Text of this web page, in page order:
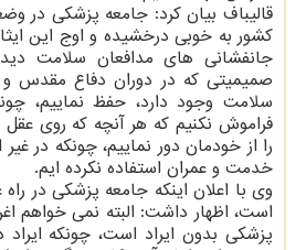
قالیباف بیان کرد: جامعه پزشکی
کشور به خوبی درخشیده و اوج این
جانفشانی های مدافعان سلامت
صمیمیتی که در دوران دفاع مقدس
سلامت وجود دارد، حفظ نماییم،
فراموش نکنیم که هر آنچه که روی
را از خودمان دور نماییم، چونکه در
خدمت و عمران استفاده نکرده ایم.
وی با اعلان اینکه جامعه پزشکی در
است، اظهار داشت: البته نمی خواهم
پزشکی بدون ایراد است، چونکه ایراد